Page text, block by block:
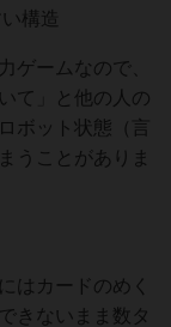
構造
ゲームなので、
て」と他の人の
ボット状態（言
うことがありま
はカードのめく
きないまま数タ